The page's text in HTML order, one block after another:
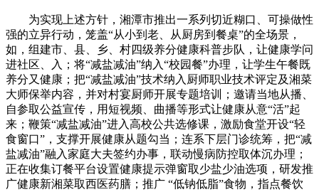
为实现上述方针，湘潭市推出一系列切近糊口、可操做性
强的立异行动，笼盖“从小到老、从厨房到餐桌”的全场景，
如，组建市、县、乡、村四级养分健康科普步队，让健康学问
进社区、入；将“减盐减油”纳入“校园餐”办理，让学生午餐既
养分又健康；把“减盐减油”技术纳入厨师职业技术评定及湘菜
大师保举内容，并对村宴厨师开展专题培训；邀请当地从播、
自参取公益宣传，用短视频、曲播等形式让健康从意“活”起
来；鞭策“减盐减油”进入高校公共选修课，激励食堂开设“轻
食窗口”，支撑开展健康从题勾当；连系下层门诊统筹，把“减
盐减油”融入家庭大夫签约办事，联动慢病防控取体沉办理；
正在收集订餐平台设置健康提示弹窗取少盐少油选项，研发推
广健康新湘菜取西医药膳；推广 “低钠低脂”食物，指点餐饮